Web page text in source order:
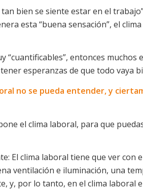
bien se siente estar en el
esta “buena sensación”, el
“cuantificables”, entonces
esperanzas de que todo vaya
no se pueda entender, y
el clima laboral, para que
El clima laboral tiene que ver con
ventilación e iluminación, una
y, por lo tanto, en el clima laboral